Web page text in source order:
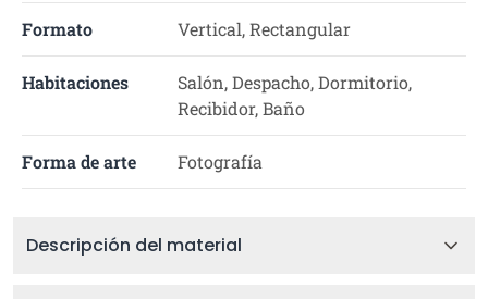
Formato Vertical, Rectangular
Habitaciones
Salón, Despacho, Dormitorio,
Recibidor, Baño
Forma de arte Fotografía
Descripción del material